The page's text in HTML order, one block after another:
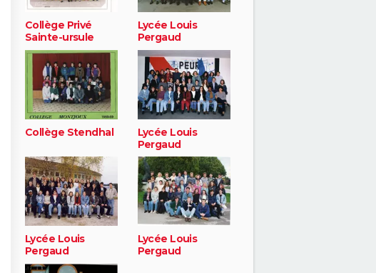
Collège Privé
Sainte-ursule
Lycée Louis
Pergaud
Collège Stendhal
Lycée Louis
Pergaud
Lycée Louis
Pergaud
Lycée Louis
Pergaud